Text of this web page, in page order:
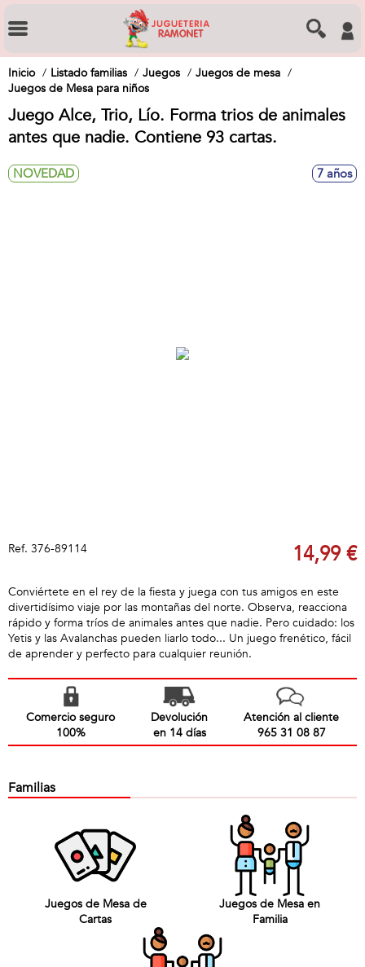
Inicio Listado familias Juegos
Juegos de mesa
Juegos de Mesa para niños
Juego Alce, Trio, Lío. Forma trios de animales
antes que nadie. Contiene 93 cartas.
NOVEDAD 7 años
Ref. 376-89114 14,99 €
Conviértete en el rey de la fiesta y juega con tus amigos en este
divertidísimo viaje por las montañas del norte. Observa, reacciona
rápido y forma tríos de animales antes que nadie. Pero cuidado: los
Yetis y las Avalanchas pueden liarlo todo... Un juego frenético, fácil
de aprender y perfecto para cualquier reunión.
Comercio seguro
100%
Devolución
en 14 días
Atención al cliente
965 31 08 87
Familias
Juegos de Mesa de
Cartas
Juegos de Mesa en
Familia